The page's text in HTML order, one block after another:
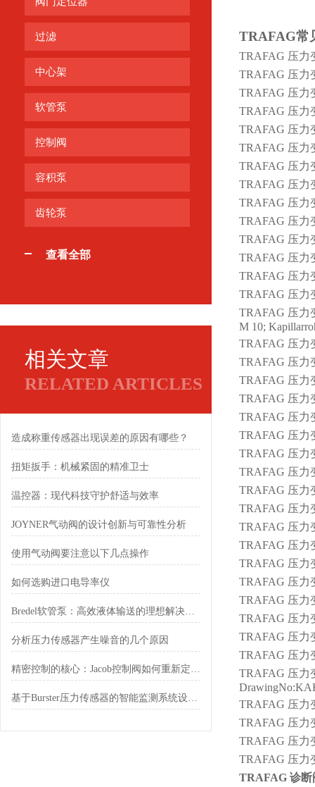
过滤
中心架
软管泵
控制阀
容积泵
齿轮泵
查看全部
相关文章
RELATED ARTICLES
造成称重传感器出现误差的原因有哪些？
扭矩扳手：机械紧固的精准卫士
温控器：现代科技守护舒适与效率
JOYNER气动阀的设计创新与可靠性分析
使用气动阀要注意以下几点操作
如何选购进口电导率仪
Bredel软管泵：高效液体输送的理想解决方案
分析压力传感器产生噪音的几个原因
精密控制的核心：Jacob控制阀如何重新定义流体自动化
基于Burster压力传感器的智能监测系统设计与优化
TRAFAG常
TRAFAG 压力
TRAFAG 压力
TRAFAG 压力
TRAFAG 压力
TRAFAG 压力
TRAFAG 压力
TRAFAG 压力
TRAFAG 压力
TRAFAG 压力
TRAFAG 压力
TRAFAG 压力
TRAFAG 压力
TRAFAG 压力
TRAFAG 压力
TRAFAG 压力
M 10;
TRAFAG 压力
TRAFAG 压力
TRAFAG 压力
TRAFAG 压力
TRAFAG 压力
TRAFAG 压力
TRAFAG 压力
TRAFAG 压力
TRAFAG 压力
TRAFAG 压力
TRAFAG 压力
TRAFAG 压力
TRAFAG 压力
TRAFAG 压力
TRAFAG 压力
TRAFAG 压力
TRAFAG 压力
TRAFAG 压力
TRAFAG 压力
TRAFAG 压力
TRAFAG 压力
TRAFAG 压力
TRAFAG 压力
TRAFAG 诊断